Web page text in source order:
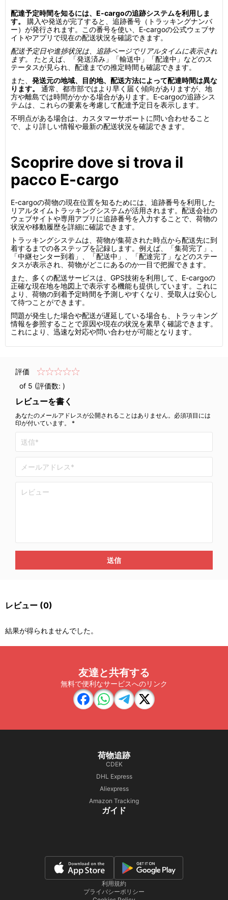
配達予定時間を知るには、E-cargoの追跡システムを利用しま
す。
購入や発送が完了すると、追跡番号（トラッキングナンバ
ー）が発行されます。この番号を使い、E-cargoの公式ウェブサ
イトやアプリで現在の配送状況を確認できます。
配送予定日や進捗状況は、追跡ページでリアルタイムに表示され
ます。
たとえば、「発送済み」「輸送中」「配達中」などのス
テータスが見られ、配達までの推定時間も確認できます。
また、 発送元の地域、目的地、配送方法によって配達時間は異な
ります。
通常、都市部ではより早く届く傾向がありますが、地
方や離島では時間がかかる場合があります。E-cargoの追跡シス
テムは、これらの要素を考慮して配達予定日を表示します。
不明点がある場合は、カスタマーサポートに問い合わせること
で、より詳しい情報や最新の配送状況を確認できます。
Scoprire dove si trova il
pacco E-cargo
E-cargoの荷物の現在位置を知るためには、追跡番号を利用した
リアルタイムトラッキングシステムが活用されます。配送会社の
ウェブサイトや専用アプリに追跡番号を入力することで、荷物の
状況や移動履歴を詳細に確認できます。
トラッキングシステムは、荷物が集荷された時点から配送先に到
着するまでの各ステップを記録します。例えば、「集荷完了」、
「中継センター到着」、「配送中」、「配達完了」などのステー
タスが表示され、荷物がどこにあるのか一目で把握できます。
また、多くの配送サービスは、GPS技術を利用して、E-cargoの
正確な現在地を地図上で表示する機能も提供しています。これに
より、荷物の到着予定時間を予測しやすくなり、受取人は安心し
て待つことができます。
問題が発生した場合や配送が遅延している場合も、トラッキング
情報を参照することで原因や現在の状況を素早く確認できます。
これにより、迅速な対応や問い合わせが可能となります。
評価
of 5 (評価数: )
レビューを書く
あなたのメールアドレスが公開されることはありません。必須項目には
印が付いています。 *
送信
レビュー (0)
結果が得られませんでした。
友達と共有する
無料で便利なサービスへのリンク
荷物追跡
CDEK
DHL Express
Aliexpress
Amazon Tracking
ガイド
利用規約
プライバシーポリシー